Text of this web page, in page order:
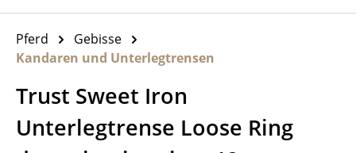
Pferd
Gebisse
Kandaren und Unterlegtrensen
Trust Sweet Iron
Unterlegtrense Loose Ring